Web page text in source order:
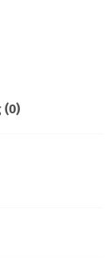
(0)